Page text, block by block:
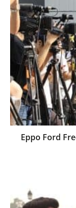
Eppo Ford